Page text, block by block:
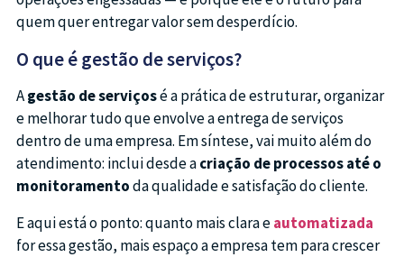
quem quer entregar valor sem desperdício.
O que é gestão de serviços?
Agestão de serviçosé a prática de estruturar, organizar
e melhorar tudo que envolve a entrega de serviços
dentro de uma empresa. Em síntese, vai muito além do
atendimento: inclui desde acriação de processos até o
monitoramentoda qualidade e satisfação do cliente.
E aqui está o ponto: quanto mais clara eautomatizada
for essa gestão, mais espaço a empresa tem para crescer